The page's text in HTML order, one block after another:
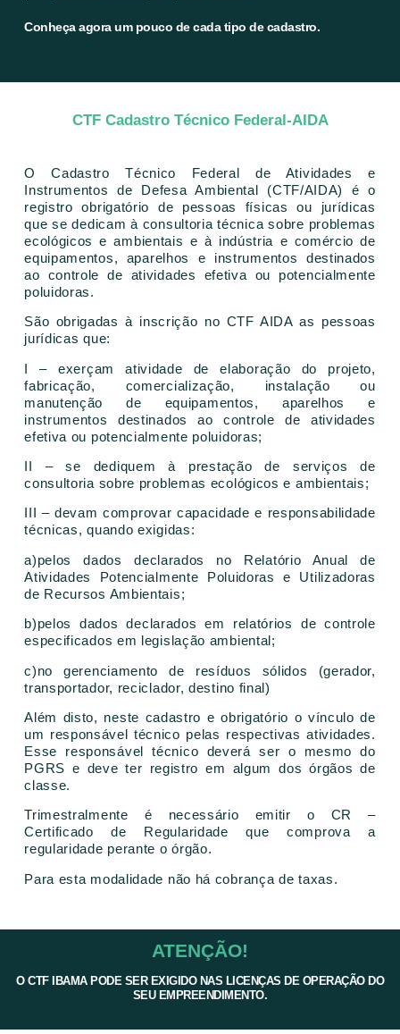
Conheça agora um pouco de cada tipo de cadastro.
CTF Cadastro Técnico Federal-AIDA
O Cadastro Técnico Federal de Atividades e
Instrumentos de Defesa Ambiental (CTF/AIDA) é o
registro obrigatório de pessoas físicas ou jurídicas
que se dedicam à consultoria técnica sobre problemas
ecológicos e ambientais e à indústria e comércio de
equipamentos, aparelhos e instrumentos destinados
ao controle de atividades efetiva ou potencialmente
poluidoras.
São obrigadas à inscrição no CTF AIDA as pessoas
jurídicas que:
I – exerçam atividade de elaboração do projeto,
fabricação, comercialização, instalação ou
manutenção de equipamentos, aparelhos e
instrumentos destinados ao controle de atividades
efetiva ou potencialmente poluidoras;
II – se dediquem à prestação de serviços de
consultoria sobre problemas ecológicos e ambientais;
III – devam comprovar capacidade e responsabilidade
técnicas, quando exigidas:
a)pelos dados declarados no Relatório Anual de
Atividades Potencialmente Poluidoras e Utilizadoras
de Recursos Ambientais;
b)pelos dados declarados em relatórios de controle
especificados em legislação ambiental;
c)no gerenciamento de resíduos sólidos (gerador,
transportador, reciclador, destino final)
Além disto, neste cadastro e obrigatório o vínculo de
um responsável técnico pelas respectivas atividades.
Esse responsável técnico deverá ser o mesmo do
PGRS e deve ter registro em algum dos órgãos de
classe.
Trimestralmente é necessário emitir o CR –
Certificado de Regularidade que comprova a
regularidade perante o órgão.
Para esta modalidade não há cobrança de taxas.
ATENÇÃO!
O CTF IBAMA PODE SER EXIGIDO NAS LICENÇAS DE OPERAÇÃO DO
SEU EMPREENDIMENTO.